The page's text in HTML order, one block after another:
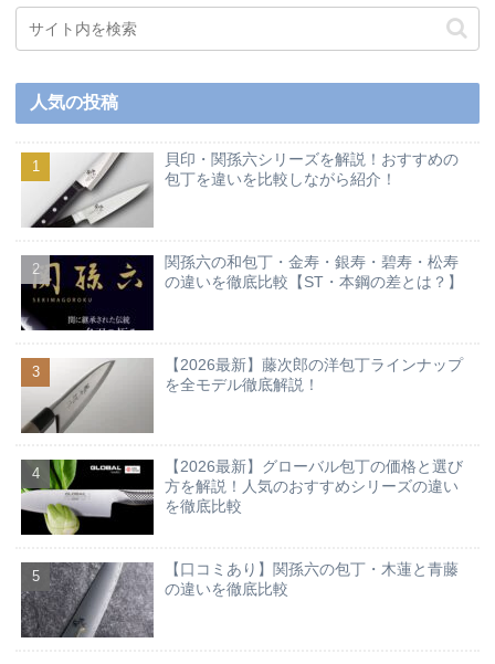
人気の投稿
貝印・関孫六シリーズを解説！おすすめの
包丁を違いを比較しながら紹介！
関孫六の和包丁・金寿・銀寿・碧寿・松寿
の違いを徹底比較【ST・本鋼の差とは？】
【2026最新】藤次郎の洋包丁ラインナップ
を全モデル徹底解説！
【2026最新】グローバル包丁の価格と選び
方を解説！人気のおすすめシリーズの違い
を徹底比較
【口コミあり】関孫六の包丁・木蓮と青藤
の違いを徹底比較